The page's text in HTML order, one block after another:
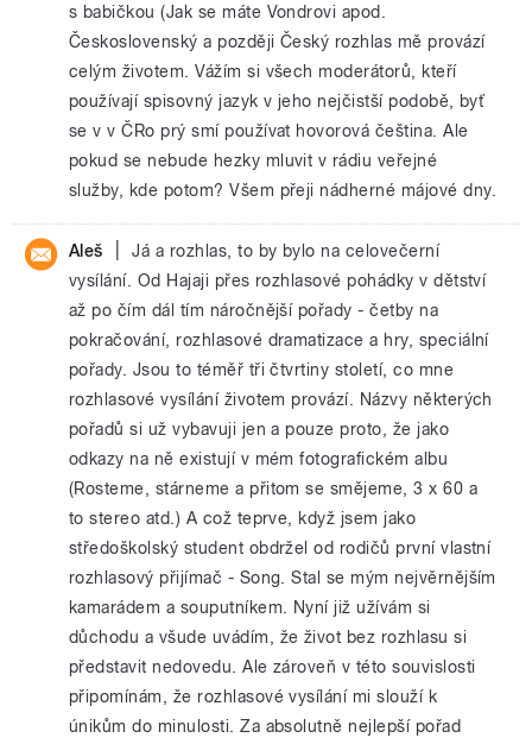
s babičkou (Jak se máte Vondrovi apod.
Československý a později Český rozhlas mě provází
celým životem. Vážím si všech moderátorů, kteří
používají spisovný jazyk v jeho nejčistší podobě, byť
se v v ČRo prý smí používat hovorová čeština. Ale
pokud se nebude hezky mluvit v rádiu veřejné
služby, kde potom? Všem přeji nádherné májové dny.
Aleš
Já a rozhlas, to by bylo na celovečerní
vysílání. Od Hajaji přes rozhlasové pohádky v dětství
až po čím dál tím náročnější pořady - četby na
pokračování, rozhlasové dramatizace a hry, speciální
pořady. Jsou to téměř tři čtvrtiny století, co mne
rozhlasové vysílání životem provází. Názvy některých
pořadů si už vybavuji jen a pouze proto, že jako
odkazy na ně existují v mém fotografickém albu
(Rosteme, stárneme a přitom se smějeme, 3 x 60 a
to stereo atd.) A což teprve, když jsem jako
středoškolský student obdržel od rodičů první vlastní
rozhlasový přijímač - Song. Stal se mým nejvěrnějším
kamarádem a souputníkem. Nyní již užívám si
důchodu a všude uvádím, že život bez rozhlasu si
představit nedovedu. Ale zároveň v této souvislosti
připomínám, že rozhlasové vysílání mi slouží k
únikům do minulosti. Za absolutně nejlepší pořad